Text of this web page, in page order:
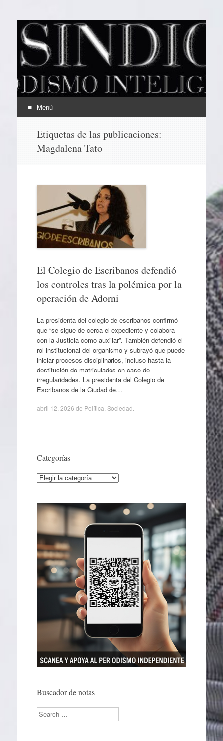
EL SINDICAL
Periodismo Inteligente
Menú
contenido
Etiquetas de las publicaciones:
Magdalena Tato
El Colegio de Escribanos defendió
los controles tras la polémica por la
operación de Adorni
La presidenta del colegio de escribanos confirmó
que “se sigue de cerca el expediente y colabora
con la Justicia como auxiliar”. También defendió el
rol institucional del organismo y subrayó que puede
iniciar procesos disciplinarios, incluso hasta la
destitución de matriculados en caso de
irregularidades. La presidenta del Colegio de
Escribanos de la Ciudad de…
abril 12, 2026 de Política Sociedad
Categorías
Categorías
Buscador de notas
Search